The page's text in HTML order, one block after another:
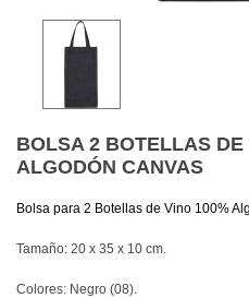
BOLSA 2 BOTELLAS DE
ALGODÓN CANVAS
Bolsa para 2 Botellas de Vino 100%
Tamaño: 20 x 35 x 10 cm.
Colores: Negro (08).